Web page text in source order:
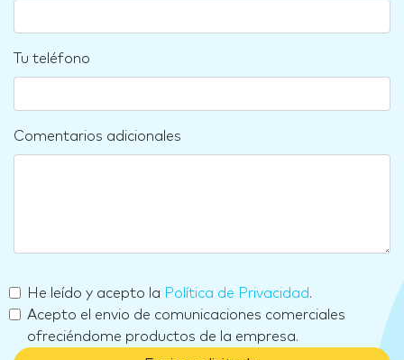
Tu teléfono
Comentarios adicionales
He leído y acepto la Política de Privacidad.
Acepto el envio de comunicaciones comerciales
ofreciéndome productos de la empresa.